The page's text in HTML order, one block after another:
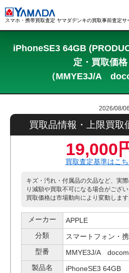
スマホ・携帯買取査定 ヤマダデンキの買取事前査定サ
iPhoneSE3 64GB
定・買取価格
（MMYE3J/A
2026/08/
買取品情報・上限買取
19,000
買取査定基準はこち
キズ・汚れ・付属品の欠品など、実
り減額や買取不可になる場合がござ
買取価格は市場動向により変動します
メーカー
APPLE
分類
スマートフォン・
型番
MMYE3J/A
製品名
iPhoneSE3 64GB